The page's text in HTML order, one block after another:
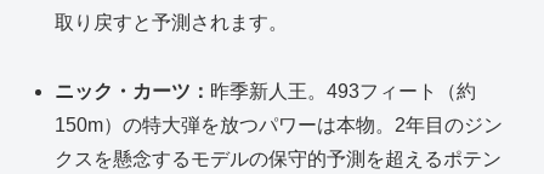
取り戻すと予測されます。
ニック・カーツ： 昨季新人王。493フィート（約
150m）の特大弾を放つパワーは本物。2年目のジン
クスを懸念するモデルの保守的予測を超えるポテン